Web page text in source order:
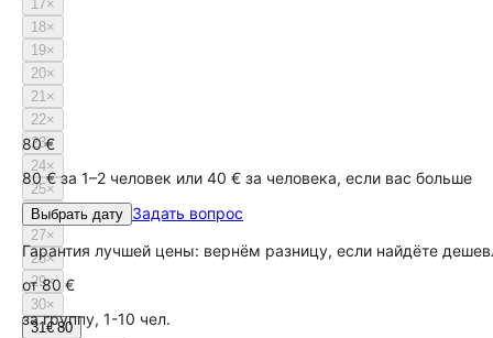
17×
18×
19×
20×
21×
22×
23×
24×
25×
26×
27×
28×
29×
30×
31€ 80
80 €
80 € за 1–2 человек или 40 € за человека, если вас больше
Выбрать дату Задать вопрос
Гарантия лучшей цены: вернём разницу, если найдёте
от80 €
за группу, 1-10 чел.